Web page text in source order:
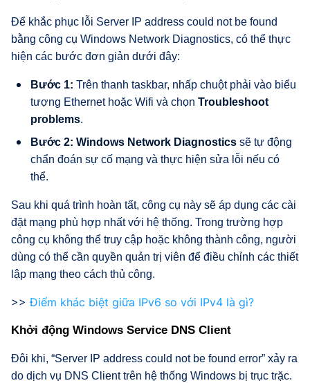
Để khắc phục lỗi Server IP address could not be found
bằng công cụ Windows Network Diagnostics, có thể thực
hiện các bước đơn giản dưới đây:
Bước 1: Trên thanh taskbar, nhấp chuột phải vào biểu
tượng Ethernet hoặc Wifi và chọn Troubleshoot
problems.
Bước 2: Windows Network Diagnostics sẽ tự động
chẩn đoán sự cố mạng và thực hiện sửa lỗi nếu có
thể.
Sau khi quá trình hoàn tất, công cụ này sẽ áp dụng các cài
đặt mạng phù hợp nhất với hệ thống. Trong trường hợp
công cụ không thể truy cập hoặc không thành công, người
dùng có thể cần quyền quản trị viên để điều chỉnh các thiết
lập mạng theo cách thủ công.
>> Điểm khác biệt giữa IPv6 so với IPv4 là gì?
Khởi động Windows Service DNS Client
Đôi khi, “Server IP address could not be found error” xảy ra
do dịch vụ DNS Client trên hệ thống Windows bị trục trặc.